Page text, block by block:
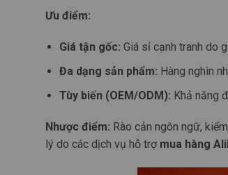
Ưu điểm:
Giá tận gốc: Giá sỉ cạnh tranh do
Đa dạng sản phẩm: Hàng nghìn
Tùy biến (OEM/ODM): Khả năng
Nhược điểm: Rào cản ngôn ngữ,
lý do các dịch vụ hỗ trợ mua hàng